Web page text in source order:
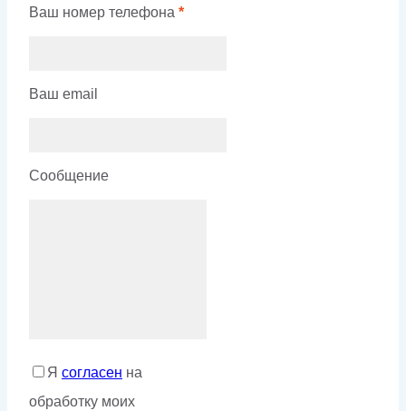
Ваш номер телефона *
Ваш email
Сообщение
Я согласен на
обработку моих